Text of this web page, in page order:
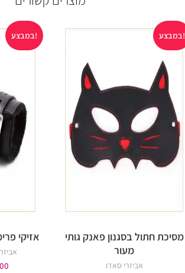
במבצע!
מסיכת חתול בסגנון פאנק גותי
מעור
אביזרי סאדו
במבצע!
אזיקי